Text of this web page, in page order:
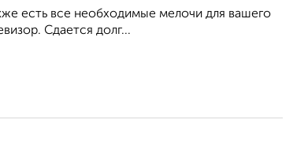
есть все необходимые мелочи для вашего
Сдается долг...